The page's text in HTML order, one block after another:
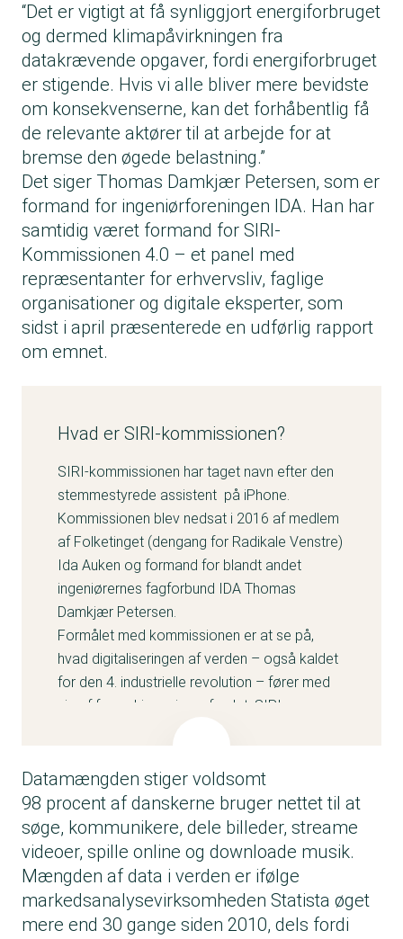
“Det er vigtigt at få synliggjort energiforbruget
og dermed klimapåvirkningen fra
datakrævende opgaver, fordi energiforbruget
er stigende. Hvis vi alle bliver mere bevidste
om konsekvenserne, kan det forhåbentlig få
de relevante aktører til at arbejde for at
bremse den øgede belastning.”
Det siger Thomas Damkjær Petersen, som er
formand for ingeniørforeningen IDA. Han har
samtidig været formand for SIRI-
Kommissionen 4.0 – et panel med
repræsentanter for erhvervsliv, faglige
organisationer og digitale eksperter, som
sidst i april præsenterede en udførlig rapport
om emnet.
Hvad er SIRI-kommissionen?
SIRI-kommissionen har taget navn efter den
stemmestyrede assistent på iPhone.
Kommissionen blev nedsat i 2016 af medlem
af Folketinget (dengang for Radikale Venstre)
Ida Auken og formand for blandt andet
ingeniørernes fagforbund IDA Thomas
Damkjær Petersen.
Formålet med kommissionen er at se på,
hvad digitaliseringen af verden – også kaldet
for den 4. industrielle revolution – fører med
sig af forandringer i samfundet. SIRI-
for at signalere, at det er den fjerde SIRI-
kommission. Du kan læse mere om
kommissionen påwww.ida.dk/om-
ida/temaer/siri-kommissionen.
Datamængden stiger voldsomt
98 procent af danskerne bruger nettet til at
søge, kommunikere, dele billeder, streame
videoer, spille online og downloade musik.
Mængden af data i verden er ifølge
markedsanalysevirksomheden Statista øget
mere end 30 gange siden 2010, dels fordi